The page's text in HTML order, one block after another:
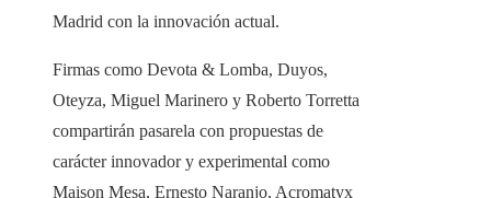
Madrid con la innovación actual.
Firmas como Devota & Lomba, Duyos,
Oteyza, Miguel Marinero y Roberto Torretta
compartirán pasarela con propuestas de
carácter innovador y experimental como
Maison Mesa, Ernesto Naranjo, Acromatyx